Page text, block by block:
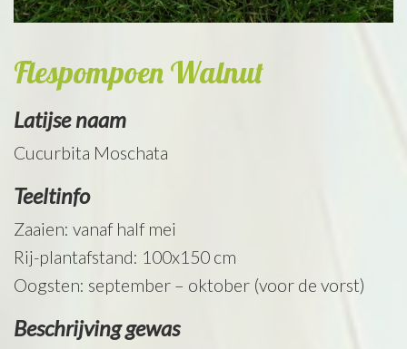
Flespompoen Walnut
Latijse naam
Cucurbita Moschata
Teeltinfo
Zaaien: vanaf half mei
Rij-plantafstand: 100x150 cm
Oogsten: september – oktober (voor de vorst)
Beschrijving gewas